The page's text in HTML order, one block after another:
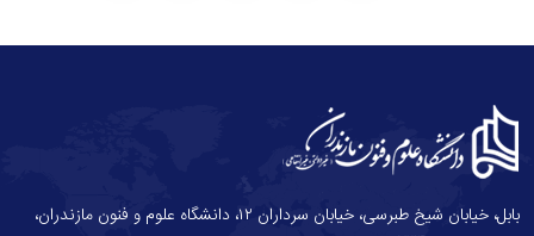
بابل، خیابان شیخ طبرسی، خیابان سرداران ۱۲، دانشگاه علوم و فنون مازندران،